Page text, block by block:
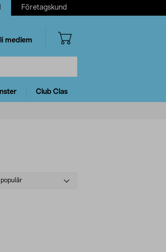
Företagskund
medlem
Club Clas
populär